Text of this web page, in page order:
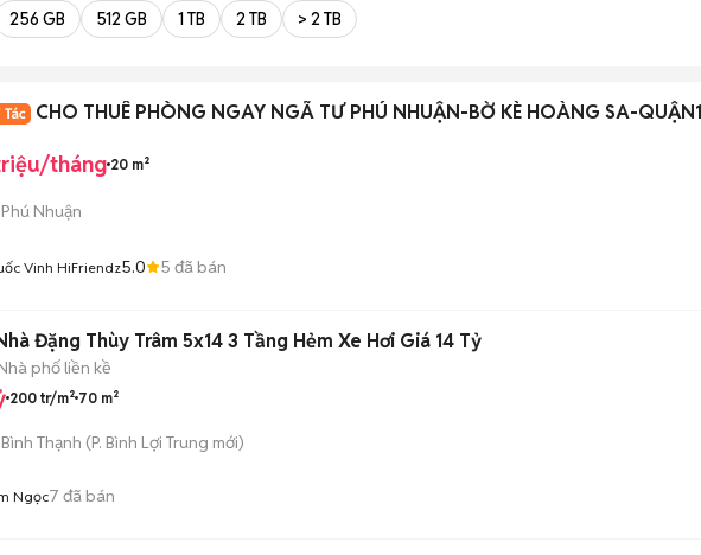
256 GB 512 GB 1 TB 2 TB > 2 TB
CHO THUÊ PHÒNG NGAY NGÃ TƯ PHÚ NHUẬN-BỜ KÈ HOÀNG SA-
tháng 20 m²
Nhuận
Vinh HiFriendz5.0 5 đã bán
Đặng Thùy Trâm 5x14 3 Tầng Hẻm Xe Hơi Giá 14 Tỷ
phố liền kề
200 tr/m² 70 m²
Thạnh (P. Bình Lợi Trung mới)
Ngọc7 đã bán